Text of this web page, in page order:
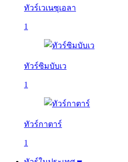
ทัวร์เวเนซุเอลา
1
ทัวร์ซิมบับเว
1
ทัวร์กาตาร์
1